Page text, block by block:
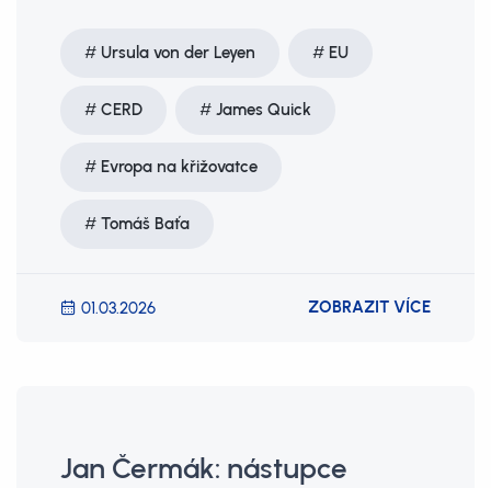
Ursula von der Leyen EU
CERD James Quick
Evropa na křižovatce
Tomáš Baťa
01.03.2026 ZOBRAZIT VÍCE
Jan Čermák: nástupce